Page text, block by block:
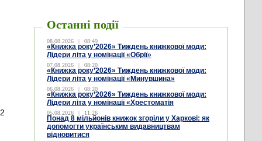
Останні події
08.08.2026 | 08:49
«Книжка року’2026» Тиждень книжкової моди:
Лідери літа у номінації «Обрії»
07.08.2026 | 08:20
«Книжка року’2026» Тиждень книжкової моди:
Лідери літа у номінації «Минувшина»
06.08.2026 | 08:20
«Книжка року’2026» Тиждень книжкової моди:
Лідери літа у номінації «Хрестоматія
05.08.2026 | 11:26
Понад 8 мільйонів книжок згоріли у Харкові: як
допомогти українським видавництвам
відновитися